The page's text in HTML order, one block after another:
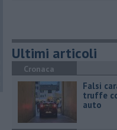
Ultimi articoli
Cronaca
Falsi
truffe
auto